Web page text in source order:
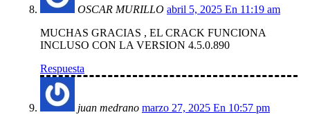
OSCAR MURILLO abril 5, 2025 En 11:19 am
MUCHAS GRACIAS , EL CRACK FUNCIONA
INCLUSO CON LA VERSION 4.5.0.890
Respuesta
juan medrano marzo 27, 2025 En 10:57 pm